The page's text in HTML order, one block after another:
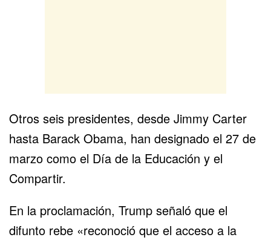
Otros seis presidentes, desde Jimmy Carter
hasta Barack Obama, han designado el 27 de
marzo como el Día de la Educación y el
Compartir.
En la proclamación, Trump señaló que el
difunto rebe «reconoció que el acceso a la